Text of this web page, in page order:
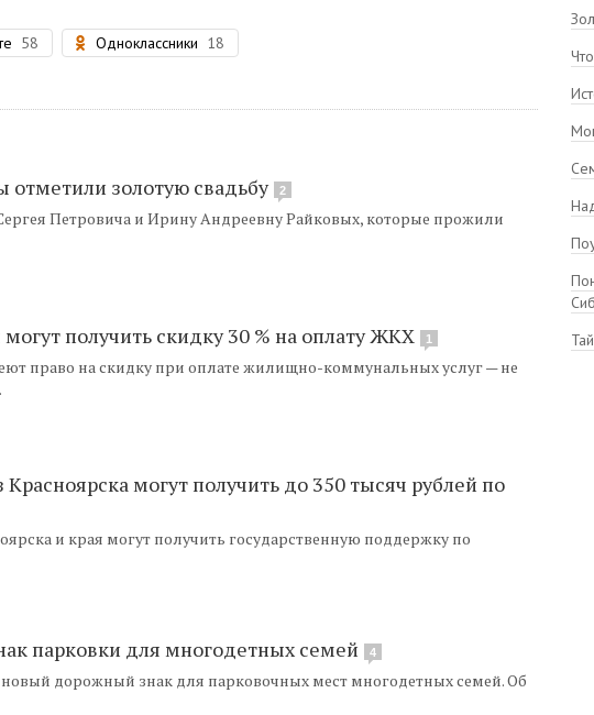
58 Одноклассники 18
отметили золотую свадьбу 2
Петровича и Ирину Андреевну Райковых, которые прожили
получить скидку 30 % на оплату ЖКХ 1
право на скидку при оплате жилищно-коммунальных услуг — не
могут получить до 350 тысяч рублей по
и края могут получить государственную поддержку по
парковки для многодетных семей 4
дорожный знак для парковочных мест многодетных семей. Об